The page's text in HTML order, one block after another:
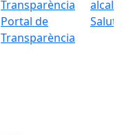
Portal de
Transparència